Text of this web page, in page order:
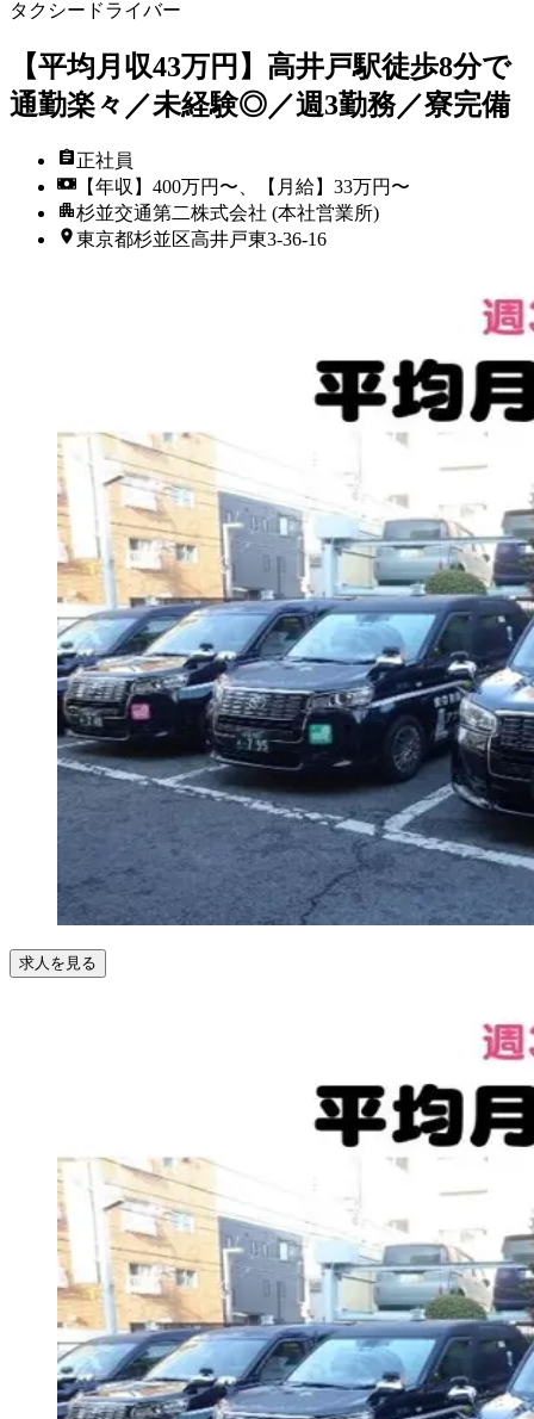
タクシードライバー
【平均月収43万円】高井戸駅徒歩8分で
通勤楽々／未経験◎／週3勤務／寮完備
正社員
【年収】400万円〜、【月給】33万円〜
杉並交通第二株式会社 (本社営業所)
東京都杉並区高井戸東3‐36‐16
求人を見る